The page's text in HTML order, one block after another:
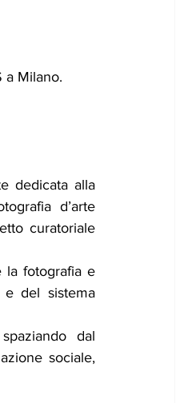
a Milano.
dedicata alla
d’arte
curatoriale
la fotografia e
e del sistema
dal
sociale,